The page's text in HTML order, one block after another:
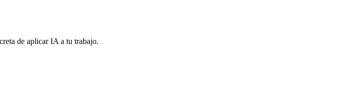
de aplicar IA a tu trabajo.